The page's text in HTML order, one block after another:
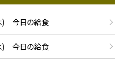
) 今日の給食
) 今日の給食